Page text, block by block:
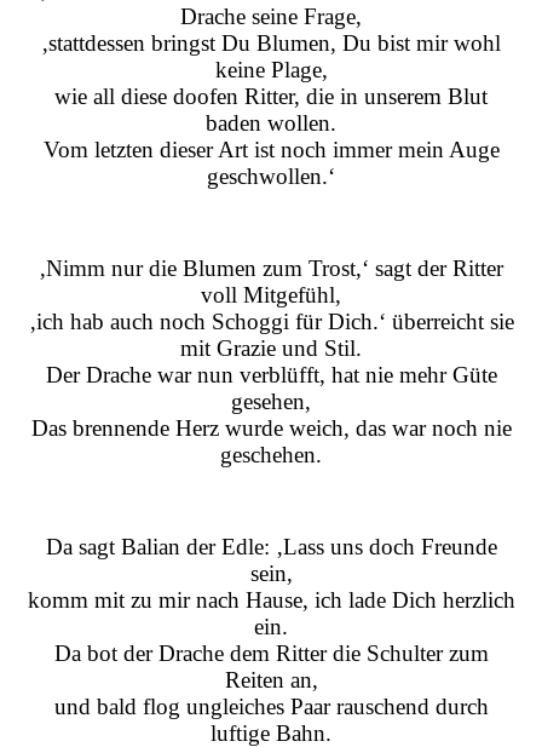
Drache seine Frage,
‚stattdessen bringst Du Blumen, Du bist mir wohl
keine Plage,
wie all diese doofen Ritter, die in unserem Blut
baden wollen.
Vom letzten dieser Art ist noch immer mein Auge
geschwollen.‘
‚Nimm nur die Blumen zum Trost,‘ sagt der Ritter
voll Mitgefühl,
‚ich hab auch noch Schoggi für Dich.‘ überreicht sie
mit Grazie und Stil.
Der Drache war nun verblüfft, hat nie mehr Güte
gesehen,
Das brennende Herz wurde weich, das war noch nie
geschehen.
Da sagt Balian der Edle: ‚Lass uns doch Freunde
sein,
komm mit zu mir nach Hause, ich lade Dich herzlich
ein.
Da bot der Drache dem Ritter die Schulter zum
Reiten an,
und bald flog ungleiches Paar rauschend durch
luftige Bahn.